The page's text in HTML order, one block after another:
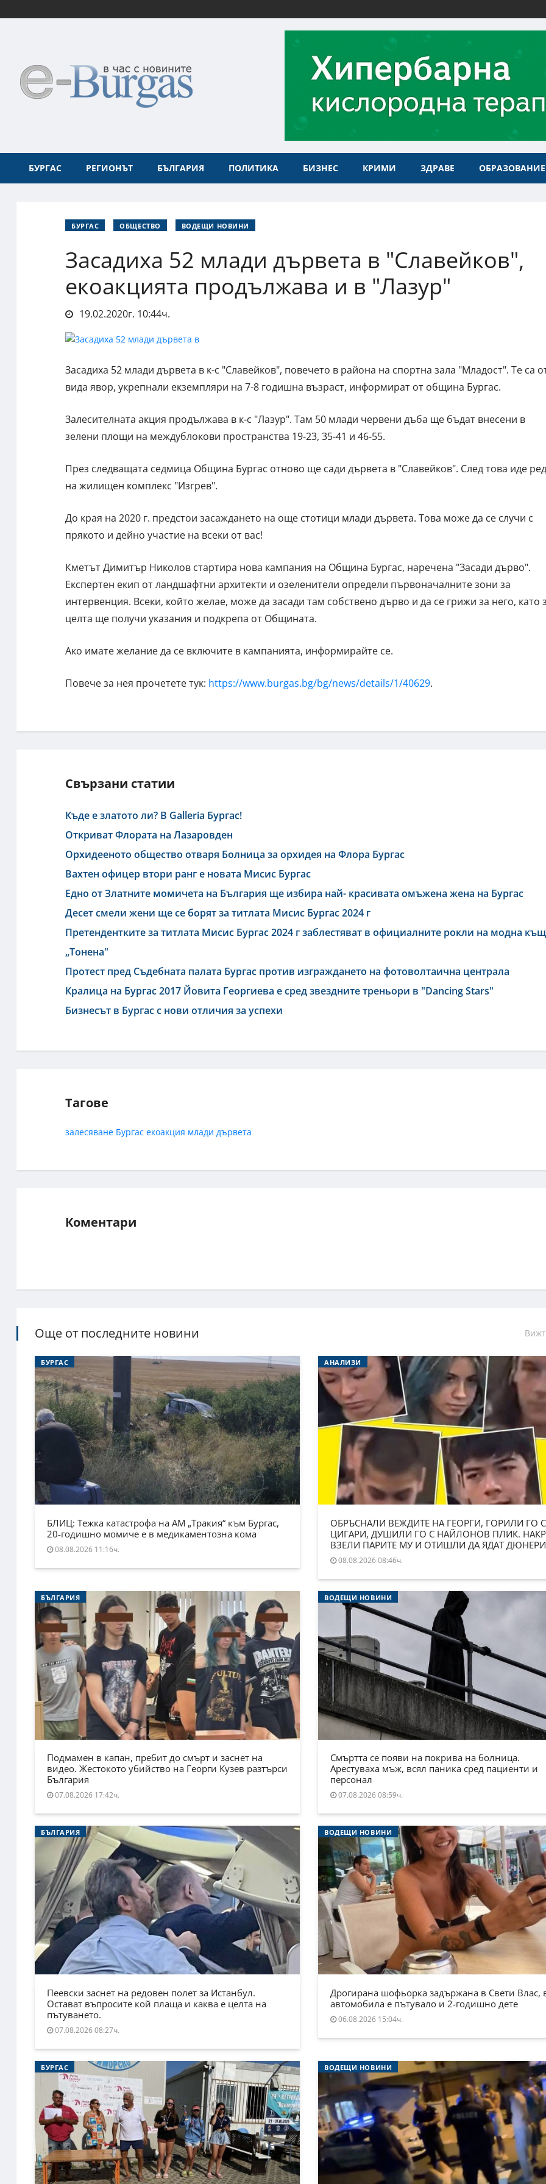
БУРГАС РЕГИОНЪТ БЪЛГАРИЯ ПОЛИТИКА БИЗНЕС КРИМИ ЗДРАВЕ ОБРАЗОВАНИЕ
БУРГАС ОБЩЕСТВО ВОДЕЩИ НОВИНИ
Засадиха 52 млади дървета в "Славейков",
екоакцията продължава и в "Лазур"
19.02.2020г. 10:44ч.
Засадиха 52 млади дървета в к-с "Славейков", повечето в района на спортна зала "Младост". Те са
вида явор, укрепнали екземпляри на 7-8 годишна възраст, информират от община Бургас.
Залесителната акция продължава в к-с "Лазур". Там 50 млади червени дъба ще бъдат внесени в
зелени площи на междублокови пространства 19-23, 35-41 и 46-55.
През следващата седмица Община Бургас отново ще сади дървета в "Славейков". След това иде ред
на жилищен комплекс "Изгрев".
До края на 2020 г. предстои засаждането на още стотици млади дървета. Това може да се случи с
прякото и дейно участие на всеки от вас!
Кметът Димитър Николов стартира нова кампания на Община Бургас, наречена "Засади дърво".
Експертен екип от ландшафтни архитекти и озеленители определи първоначалните зони за
интервенция. Всеки, който желае, може да засади там собствено дърво и да се грижи за него, като
целта ще получи указания и подкрепа от Общината.
Ако имате желание да се включите в кампанията, информирайте се.
Повече за нея прочетете тук: https://www.burgas.bg/bg/news/details/1/40629.
Свързани статии
Къде е златото ли? В Galleria Бургас!
Откриват Флората на Лазаровден
Орхидееното общество отваря Болница за орхидея на Флора Бургас
Вахтен офицер втори ранг е новата Мисис Бургас
Едно от Златните момичета на България ще избира най- красивата омъжена жена на Бургас
Десет смели жени ще се борят за титлата Мисис Бургас 2024 г
Претендентките за титлата Мисис Бургас 2024 г заблестяват в официалните рокли на модна
„Тонена"
Протест пред Съдебната палата Бургас против изграждането на фотоволтаична централа
Кралица на Бургас 2017 Йовита Георгиева е сред звездните треньори в "Dancing Stars"
Бизнесът в Бургас с нови отличия за успехи
Тагове
залесяване Бургас екоакция млади дървета
Коментари
Още от последните новини
БУРГАС
БЛИЦ: Тежка катастрофа на АМ „Тракия“ към Бургас,
20-годишно момиче е в медикаментозна кома
08.08.2026 11:16ч.
АНАЛИЗИ
ОБРЪСНАЛИ ВЕЖДИТЕ НА ГЕОРГИ, ГОРИЛИ ГО С
ЦИГАРИ, ДУШИЛИ ГО С НАЙЛОНОВ ПЛИК.
ВЗЕЛИ ПАРИТЕ МУ И ОТИШЛИ ДА ЯДАТ ДЮНЕРИ
08.08.2026 08:46ч.
БЪЛГАРИЯ
Подмамен в капан, пребит до смърт и заснет на
видео. Жестокото убийство на Георги Кузев разтърси
България
07.08.2026 17:42ч.
ВОДЕЩИ НОВИНИ
Смъртта се появи на покрива на болница.
Арестуваха мъж, всял паника сред пациенти и
персонал
07.08.2026 08:59ч.
БЪЛГАРИЯ
Пеевски заснет на редовен полет за Истанбул.
Остават въпросите кой плаща и каква е целта на
пътуването.
07.08.2026 08:27ч.
ВОДЕЩИ НОВИНИ
Дрогирана шофьорка задържана в Свети Влас,
автомобила е пътувало и 2-годишно дете
06.08.2026 15:04ч.
БУРГАС ВОДЕЩИ НОВИНИ